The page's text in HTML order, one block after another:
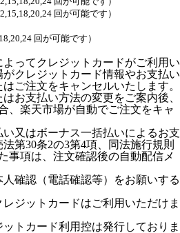
回が可能です）
回が可能です）
ってクレジットカードがご利用い
クレジットカード情報やお支払い
ご注文をキャンセルいたします。
お支払い方法の変更をご案内後、
、楽天市場が自動でご注文をキャ
又はボーナス一括払いによるお支
第30条2の3第4項、同法施行規則
事項は、注文確認後の自動配信メ
確認（電話確認等）をお願いする
ジットカードはご利用いただけま
トカード利用控は発行しておりま